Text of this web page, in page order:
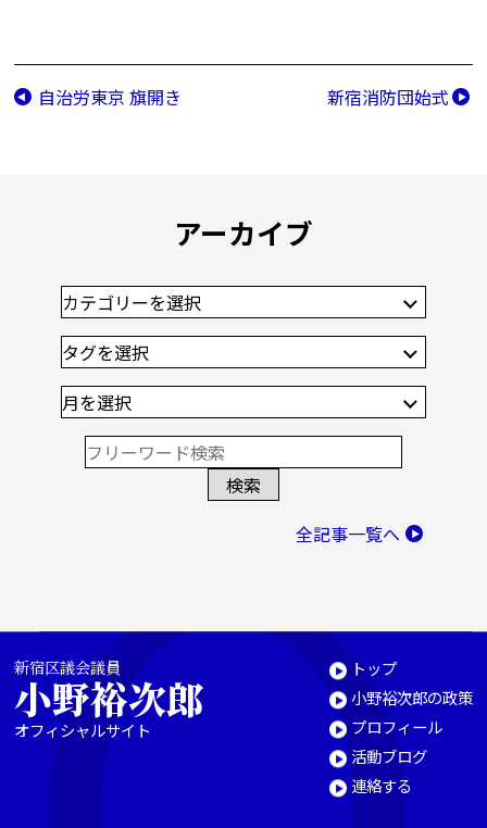
自治労東京 旗開き 新宿消防団始式
アーカイブ
全記事一覧へ
新宿区議会議員
小野裕次郎
オフィシャルサイト
トップ
小野裕次郎の政策
プロフィール
活動ブログ
連絡する